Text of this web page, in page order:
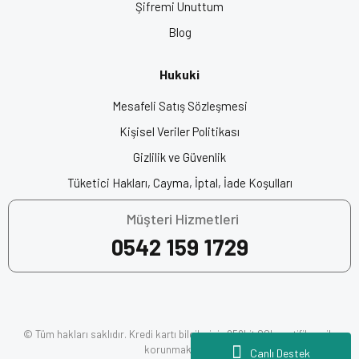
Canlı Destek
Kask, Motor Kaskı, Kask Fiyatları, Motosiklet Kaskı, Motor Kask
Fiyatları, Motosiklet Ekipman, Motorcu Kaskı, Motosiklet Kask
Fiyatları, Origine Kask, En İyi Motor Kaskları
Şifremi Unuttum
Blog
Hukuki
Mesafeli Satış Sözleşmesi
Kişisel Veriler Politikası
Gizlilik ve Güvenlik
Tüketici Hakları, Cayma, İptal, İade Koşulları
Müşteri Hizmetleri
0542 159 1729
© Tüm hakları saklıdır. Kredi kartı bilgileriniz 256bit SSL sertifikası ile
korunmaktadır.